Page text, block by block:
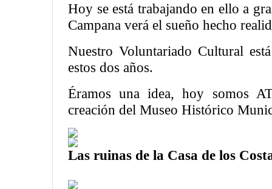
Hoy se está trabajando en ello a
Campana verá el sueño hecho
Nuestro Voluntariado Cultural
estos dos años.
Éramos una idea, hoy somos
creación del Museo Histórico
Las ruinas de la Casa de los